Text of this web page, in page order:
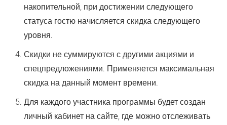
накопительной, при достижении следующего
статуса гостю начисляется скидка следующего
уровня.
Скидки не суммируются с другими акциями и
спецпредложениями. Применяется максимальная
скидка на данный момент времени.
Для каждого участника программы будет создан
личный кабинет на сайте, где можно отслеживать